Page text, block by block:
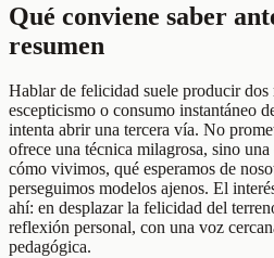
Qué conviene saber
resumen
Hablar de felicidad suele producir dos
escepticismo o consumo instantáneo
intenta abrir una tercera vía. No
ofrece una técnica milagrosa, sino
cómo vivimos, qué esperamos de
perseguimos modelos ajenos. El
ahí: en desplazar la felicidad del
reflexión personal, con una voz
pedagógica.